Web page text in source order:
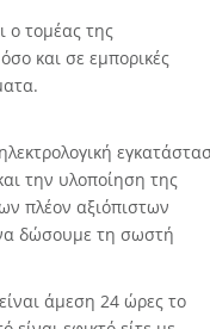
ο τομέας της
και σε εμπορικές
την υλοποίηση της
πλέον αξιόπιστων
να δώσουμε τη σωστή
άμεση 24 ώρες το